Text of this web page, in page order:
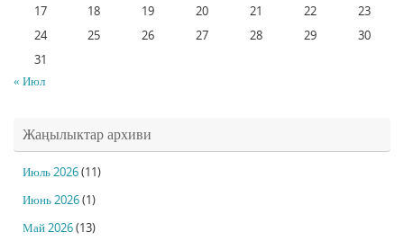
17
18 19 20 21 22
23
24
25 26 27 28 29
30
31
« Июл
Жаңылыктар архиви
Июль 2026(11)
Июнь 2026(1)
Май 2026(13)